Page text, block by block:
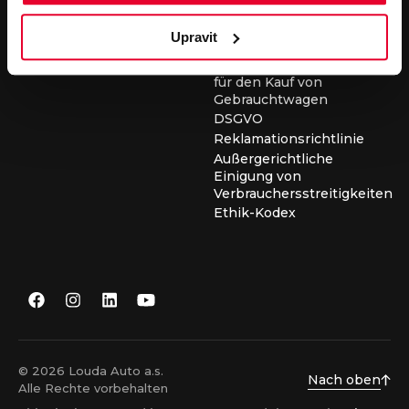
Upravit
für die Durchführung von
Allgemeine
Geschäftsbedingungen
für den Kauf von
Gebrauchtwagen
DSGVO
Reklamationsrichtlinie
Außergerichtliche
Einigung von
Verbrauchersstreitigkeiten
Ethik-Kodex
© 2026 Louda Auto a.s.
Alle Rechte vorbehalten
Nach oben